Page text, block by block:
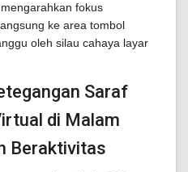
fokus
ke area tombol
oleh silau cahaya layar
Saraf
di Malam
Beraktivitas